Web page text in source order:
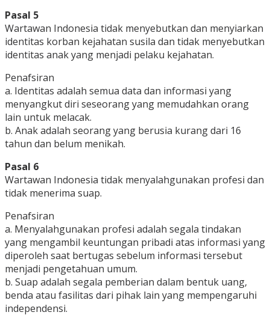
Pasal 5
Wartawan Indonesia tidak menyebutkan dan menyiarkan
identitas korban kejahatan susila dan tidak menyebutkan
identitas anak yang menjadi pelaku kejahatan.
Penafsiran
a. Identitas adalah semua data dan informasi yang
menyangkut diri seseorang yang memudahkan orang
lain untuk melacak.
b. Anak adalah seorang yang berusia kurang dari 16
tahun dan belum menikah.
Pasal 6
Wartawan Indonesia tidak menyalahgunakan profesi dan
tidak menerima suap.
Penafsiran
a. Menyalahgunakan profesi adalah segala tindakan
yang mengambil keuntungan pribadi atas informasi yang
diperoleh saat bertugas sebelum informasi tersebut
menjadi pengetahuan umum.
b. Suap adalah segala pemberian dalam bentuk uang,
benda atau fasilitas dari pihak lain yang mempengaruhi
independensi.